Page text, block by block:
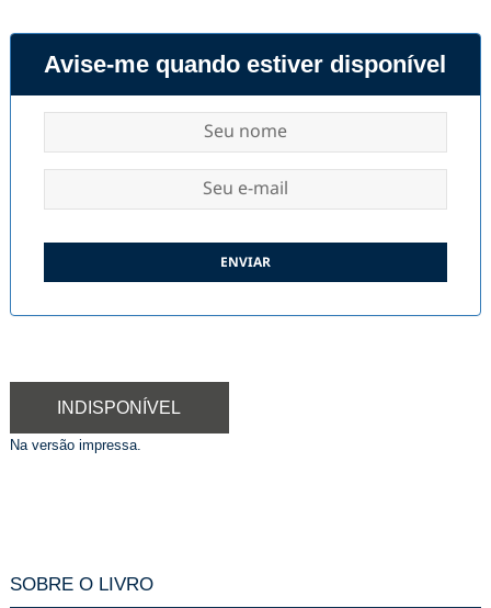
Avise-me quando estiver disponível
INDISPONÍVEL
Na versão impressa.
SOBRE O LIVRO